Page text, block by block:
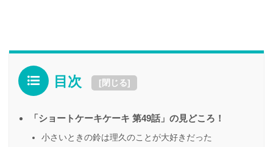
目次 [閉じる]
「ショートケーキケーキ 第49話」の見どころ！
小さいときの鈴は理久のことが大好きだった